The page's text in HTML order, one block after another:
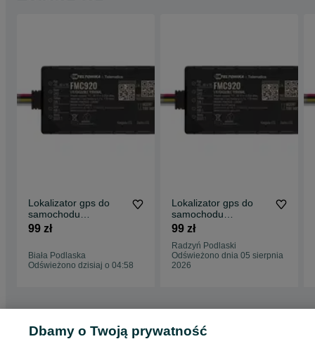
Lokalizator gps do
samochodu
monitoring auta
99 zł
Biała Podlaska
Odświeżono dzisiaj o 04:58
Lokalizator gps do
samochodu
monitoring auta
TOLL
99 zł
Radzyń Podlaski
Odświeżono dnia 05 sierpnia
2026
Strona główna Motoryzacja Części samochodowe
Dbamy o Twoją prywatność